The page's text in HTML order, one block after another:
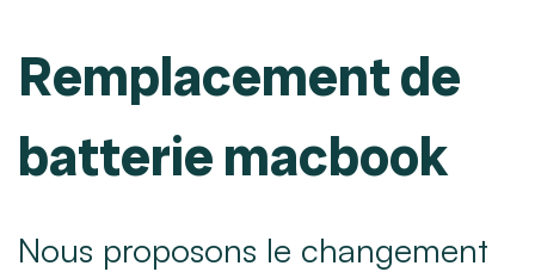
Remplacement de
batterie macbook
Nous proposons le changement